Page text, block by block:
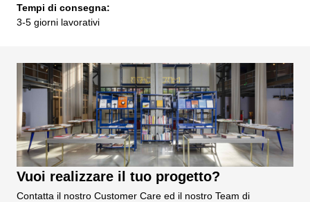
Tempi di consegna:
3-5 giorni lavorativi
Vuoi realizzare il tuo progetto?
Contatta il nostro Customer Care ed il nostro Team di